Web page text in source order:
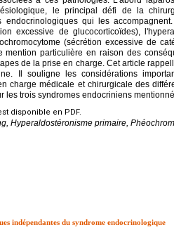
le principal défi de la
endocrinologiques qui les
excessive de glucocorticoïdes),
(sécrétion excessive de
mention particulière en raison des
de la prise en charge. Cet article
Il souligne les considérations
charge médicale et chirurgicale des
les trois syndromes endocriniens
disponible en PDF.
Hyperaldostéronisme primaire,
indépendantes du syndrome endocrinologique